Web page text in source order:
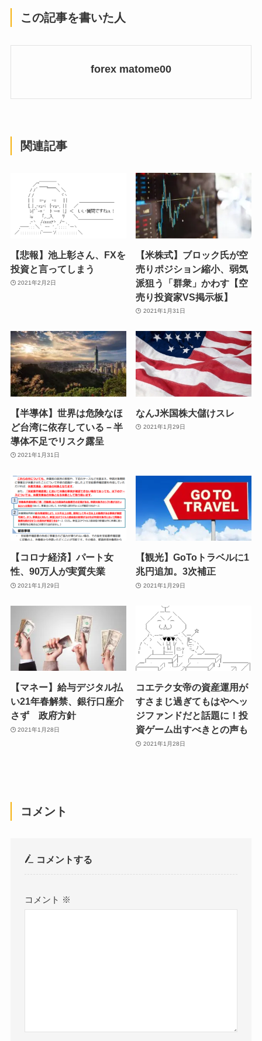
この記事を書いた人
forex matome00
関連記事
【悲報】池上彰さん、FXを
投資と言ってしまう
2021年2月2日
【米株式】ブロック氏が空
売りポジション縮小、弱気
派狙う「群衆」かわす【空
売り投資家VS掲示板】
2021年1月31日
【半導体】世界は危険なほ
ど台湾に依存している－半
導体不足でリスク露呈
2021年1月31日
なんJ米国株大儲けスレ
2021年1月29日
【コロナ経済】パート女
性、90万人が実質失業
2021年1月29日
【観光】GoToトラベルに1
兆円追加。3次補正
2021年1月29日
【マネー】給与デジタル払
い21年春解禁、銀行口座介
さず 政府方針
2021年1月28日
コエテク女帝の資産運用が
すさまじ過ぎてもはやヘッ
ジファンドだと話題に！投
資ゲーム出すべきとの声も
2021年1月28日
コメント
コメントする
コメント ※